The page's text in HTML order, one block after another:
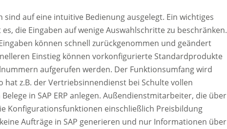
sind auf eine intuitive Bedienung ausgelegt. Ein wichtiges
die Eingaben auf wenige Auswahlschritte zu beschränken.
können schnell zurückgenommen und geändert
Einstieg können vorkonfigurierte Standardprodukte
aufgerufen werden. Der Funktionsumfang wird
hat z.B. der Vertriebsinnendienst bei Schulte vollen
in SAP ERP anlegen. Außendienstmitarbeiter, die über
Konfigurationsfunktionen einschließlich Preisbildung
Aufträge in SAP generieren und nur Informationen über